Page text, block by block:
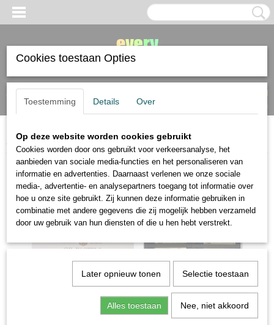
Inloggen Registreren
(0)
Home>Sennelier>Sennelier oliepastels 24 in doos
Cookies toestaan Opties
Toestemming Details Over
Op deze website worden cookies gebruikt
Cookies worden door ons gebruikt voor verkeersanalyse, het
aanbieden van sociale media-functies en het personaliseren van
informatie en advertenties. Daarnaast verlenen we onze sociale
media-, advertentie- en analysepartners toegang tot informatie over
hoe u onze site gebruikt. Zij kunnen deze informatie gebruiken in
combinatie met andere gegevens die zij mogelijk hebben verzameld
door uw gebruik van hun diensten of die u hen hebt verstrekt.
Later opnieuw tonen Selectie toestaan
Alles toestaan Nee, niet akkoord